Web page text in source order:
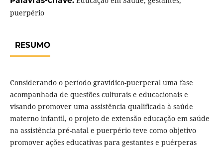
puerpério
RESUMO
Considerando o período gravídico-puerperal uma fase
acompanhada de questões culturais e educacionais e
visando promover uma assistência qualificada à saúde
materno infantil, o projeto de extensão educação em saúde
na assistência pré-natal e puerpério teve como objetivo
promover ações educativas para gestantes e puérperas